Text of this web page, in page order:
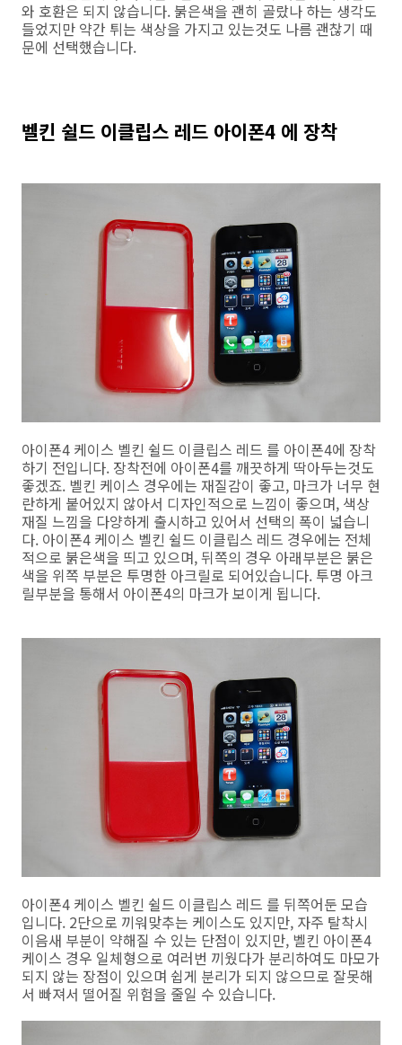
와 호환은 되지 않습니다. 붉은색을 괜히 골랐나 하는 생각도
들었지만 약간 튀는 색상을 가지고 있는것도 나름 괜찮기 때
문에 선택했습니다.
벨킨 쉴드 이클립스 레드 아이폰4 에 장착
아이폰4 케이스 벨킨 쉴드 이클립스 레드 를 아이폰4에 장착
하기 전입니다. 장착전에 아이폰4를 깨끗하게 딱아두는것도
좋겠죠. 벨킨 케이스 경우에는 재질감이 좋고, 마크가 너무 현
란하게 붙어있지 않아서 디자인적으로 느낌이 좋으며, 색상
재질 느낌을 다양하게 출시하고 있어서 선택의 폭이 넓습니
다. 아이폰4 케이스 벨킨 쉴드 이클립스 레드 경우에는 전체
적으로 붉은색을 띄고 있으며, 뒤쪽의 경우 아래부분은 붉은
색을 위쪽 부분은 투명한 아크릴로 되어있습니다. 투명 아크
릴부분을 통해서 아이폰4의 마크가 보이게 됩니다.
아이폰4 케이스 벨킨 쉴드 이클립스 레드 를 뒤쪽어둔 모습
입니다. 2단으로 끼워맞추는 케이스도 있지만, 자주 탈착시
이음새 부분이 약해질 수 있는 단점이 있지만, 벨킨 아이폰4
케이스 경우 일체형으로 여러번 끼웠다가 분리하여도 마모가
되지 않는 장점이 있으며 쉽게 분리가 되지 않으므로 잘못해
서 빠져서 떨어질 위험을 줄일 수 있습니다.